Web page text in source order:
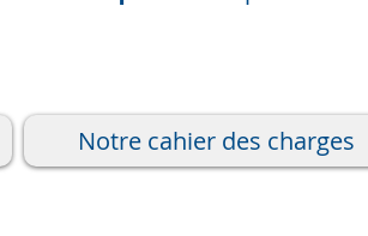
Notre cahier des charges